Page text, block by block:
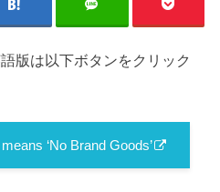
版は以下ボタンをクリック
‘No Brand Goods’